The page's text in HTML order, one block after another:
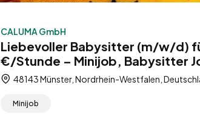
CALUMA GmbH
Liebevoller Babysitter (m/w/d)
€/Stunde – Minijob, Babysitter
48143 Münster, Nordrhein-Westfalen,
Minijob